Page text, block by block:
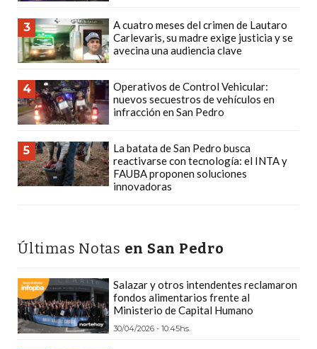
Y
DELIVERIES
UNA
TIENDA
ONLINE:
¿CUÁL
ES
LA
LA
ONLINE
ARGENTINA
QUE
3
A cuatro meses del crimen de Lautaro
Carlevaris, su madre exige justicia y se
avecina una audiencia clave
4
Operativos de Control Vehicular:
nuevos secuestros de vehículos en
infracción en San Pedro
5
La batata de San Pedro busca
reactivarse con tecnología: el INTA y
FAUBA proponen soluciones
innovadoras
Últimas Notas en San Pedro
Salazar y otros intendentes reclamaron
fondos alimentarios frente al
Ministerio de Capital Humano
30/04/2026 - 10:45hs.